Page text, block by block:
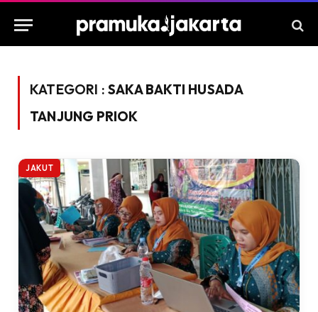
KATEGORI :SAKA BAKTI HUSADA
TANJUNG PRIOK
JAKUT